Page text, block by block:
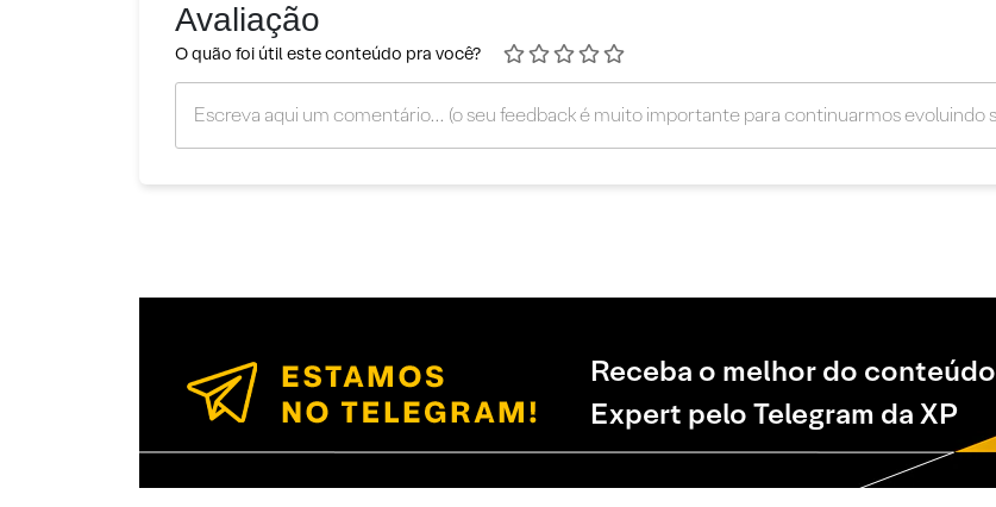
Avaliação
O quão foi útil este conteúdo pra você?
Receba o melhor do conteúdo
Expert pelo Telegram da XP